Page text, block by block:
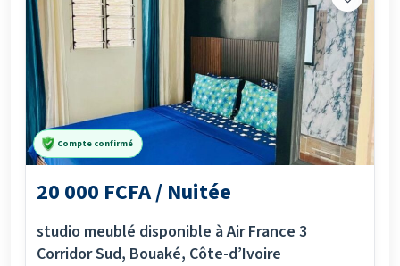
Compte confirmé
20 000 FCFA / Nuitée
studio meublé disponible à Air France 3
Corridor Sud, Bouaké, Côte-d’Ivoire